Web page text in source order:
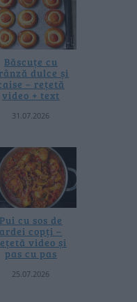
Băscuțe cu
dulce și
– rețetă
video + text
31.07.2026
Pui cu sos de
ardei copți –
video și
pas cu pas
25.07.2026